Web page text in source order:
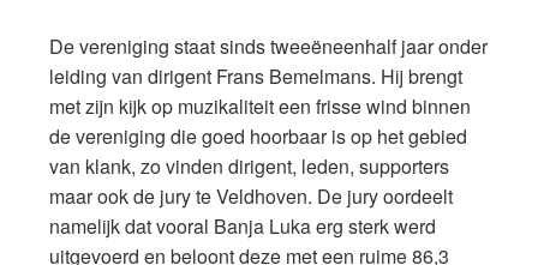
De vereniging staat sinds tweeëneenhalf jaar onder
leiding van dirigent Frans Bemelmans. Hij brengt
met zijn kijk op muzikaliteit een frisse wind binnen
de vereniging die goed hoorbaar is op het gebied
van klank, zo vinden dirigent, leden, supporters
maar ook de jury te Veldhoven. De jury oordeelt
namelijk dat vooral Banja Luka erg sterk werd
uitgevoerd en beloont deze met een ruime 86,3